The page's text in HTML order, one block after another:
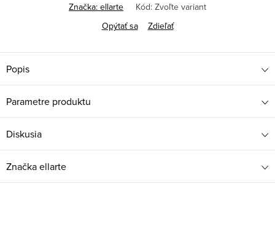
Značka: ellarte Kód: Zvoľte variant
Opýtať sa
Zdieľať
Popis
Parametre produktu
Diskusia
Značkaellarte